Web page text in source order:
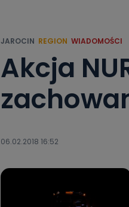
JAROCIN REGION WIADOMOŚCI
Akcja
06.02.2018 16:52